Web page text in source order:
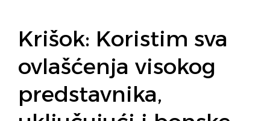
Krišok: Koristim sva
ovlašćenja visokog
predstavnika,